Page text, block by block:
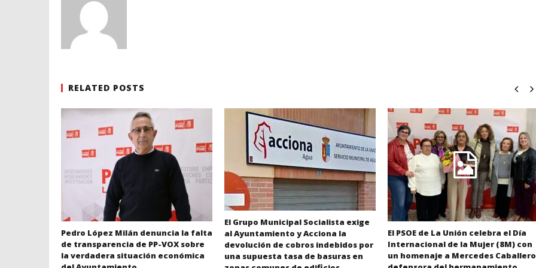
RELATED POSTS
Pedro López Milán denuncia la falta
de transparencia de PP-VOX sobre
la verdadera situación económica
El Grupo Municipal Socialista exige
al Ayuntamiento y Acciona la
devolución de cobros indebidos por
una supuesta tasa de basuras en
El PSOE de La Unión celebra el Día
Internacional de la Mujer (8M) con
un homenaje a Mercedes